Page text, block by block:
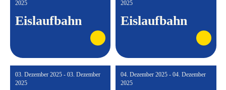
2025
Eislaufbahn
2025
Eislaufbahn
03. Dezember 2025 - 03. Dezember
2025
04. Dezember 2025 - 04. Dezember
2025